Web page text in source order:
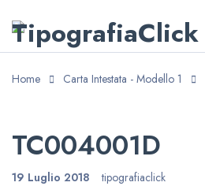
Home Carta Intestata - Modello 1
TC004001D
19 Luglio 2018 tipografiaclick